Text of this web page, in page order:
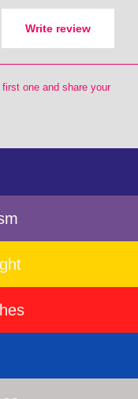
Write review
one and share your